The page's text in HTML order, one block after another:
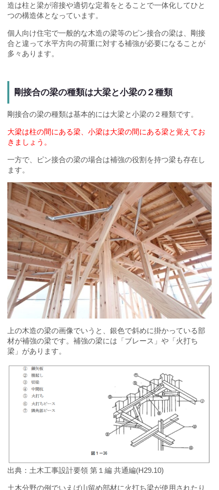
造は柱と梁が溶接や適切な定着をとることで一体化してひと
つの構造体となっています。
個人向け住宅で一般的な木造の梁等のピン接合の梁は、剛接
合と違って水平方向の荷重に対する補強が必要になることが
多々あります。
剛接合の梁の種類は大梁と小梁の２種類
剛接合の梁の種類は基本的には大梁と小梁の２種類です。
大梁は柱の間にある梁、小梁は大梁の間にある梁と覚えてお
きましょう。
一方で、ピン接合の梁の場合は補強の役割を持つ梁も存在し
ます。
上の木造の梁の画像でいうと、銀色で斜めに掛かっている部
材が補強の梁です。補強の梁には「ブレース」や「火打ち
梁」があります。
出典：土木工事設計要領 第１編 共通編(H29.10)
土木分野の例でいえば山留め部材に火打ち梁が使用されたり